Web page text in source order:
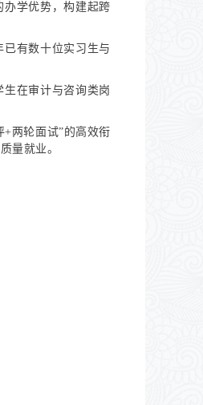
学优势，构建起跨
有数十位实习生与
在审计与咨询类岗
两轮面试”的高效衔
量就业。